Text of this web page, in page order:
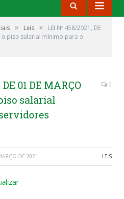
» Leis »
LEI Nº 458/2021, DE
o piso salarial mínimo para o
01 DE MARÇO
salarial
0
DE 2021 LEIS